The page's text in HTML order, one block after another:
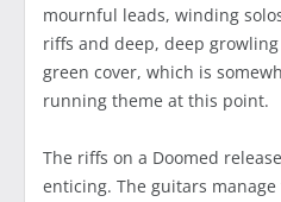
mournful leads, winding
riffs and deep, deep
green cover, which is
running theme at this point.
The riffs on a Doomed
enticing. The guitars